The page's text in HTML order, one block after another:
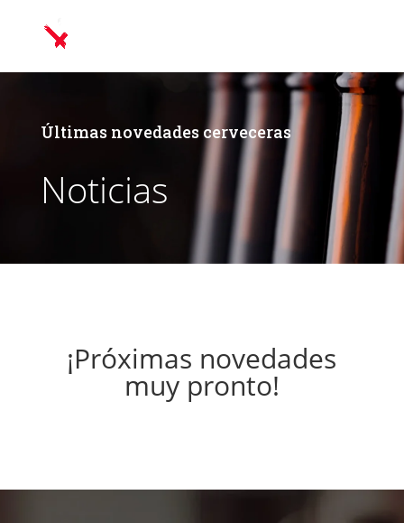
Últimas novedades cerveceras
Noticias
¡Próximas novedades
muy pronto!